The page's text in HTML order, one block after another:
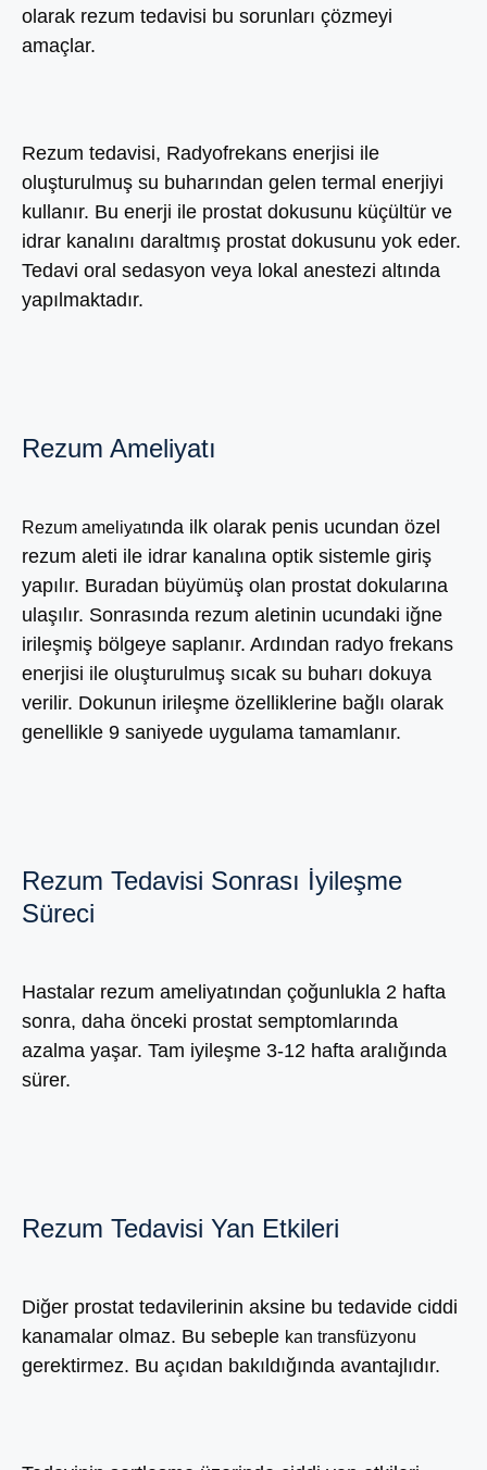
olarak rezum tedavisi bu sorunları çözmeyi
amaçlar.
Rezum tedavisi, Radyofrekans enerjisi ile
oluşturulmuş su buharından gelen termal enerjiyi
kullanır. Bu enerji ile prostat dokusunu küçültür ve
idrar kanalını daraltmış prostat dokusunu yok eder.
Tedavi oral sedasyon veya lokal anestezi altında
yapılmaktadır.
Rezum Ameliyatı
Rezum ameliyatında ilk olarak penis ucundan özel
rezum aleti ile idrar kanalına optik sistemle giriş
yapılır. Buradan büyümüş olan prostat dokularına
ulaşılır. Sonrasında rezum aletinin ucundaki iğne
irileşmiş bölgeye saplanır. Ardından radyo frekans
enerjisi ile oluşturulmuş sıcak su buharı dokuya
verilir. Dokunun irileşme özelliklerine bağlı olarak
genellikle 9 saniyede uygulama tamamlanır.
Rezum Tedavisi Sonrası İyileşme
Süreci
Hastalar rezum ameliyatından çoğunlukla 2 hafta
sonra, daha önceki prostat semptomlarında
azalma yaşar. Tam iyileşme 3-12 hafta aralığında
sürer.
Rezum Tedavisi Yan Etkileri
Diğer prostat tedavilerinin aksine bu tedavide ciddi
kanamalar olmaz. Bu sebeple kan transfüzyonu
gerektirmez. Bu açıdan bakıldığında avantajlıdır.